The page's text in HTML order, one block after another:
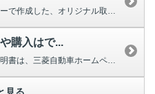
購入はで...
一部車種やナビゲーションの取扱説明書は、三菱自動車ホームページよりダウンロ...